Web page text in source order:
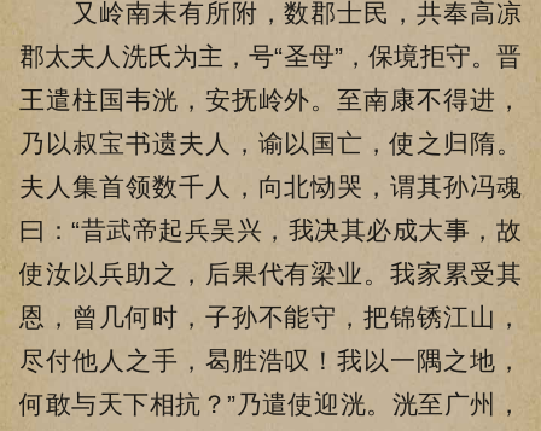
又岭南未有所附，数郡士民，共奉高凉
郡太夫人洗氏为主，号“圣母”，保境拒守。晋
王遣柱国韦洸，安抚岭外。至南康不得进，
乃以叔宝书遗夫人，谕以国亡，使之归隋。
夫人集首领数千人，向北恸哭，谓其孙冯魂
曰：“昔武帝起兵吴兴，我决其必成大事，故
使汝以兵助之，后果代有梁业。我家累受其
恩，曾几何时，子孙不能守，把锦锈江山，
尽付他人之手，曷胜浩叹！我以一隅之地，
何敢与天下相抗？”乃遣使迎洸。洸至广州，